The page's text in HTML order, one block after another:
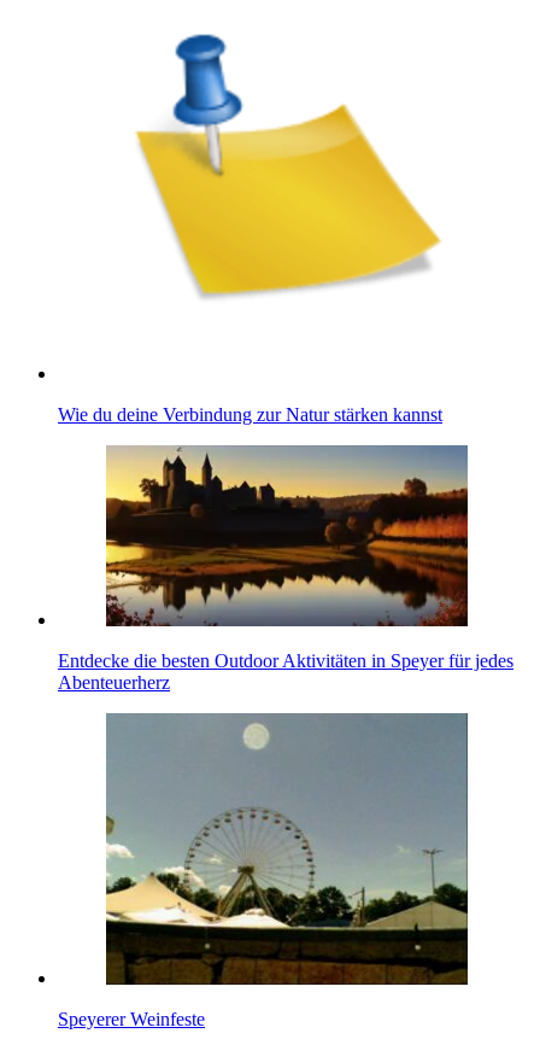
Wie du deine Verbindung zur Natur stärken kannst
Entdecke die besten Outdoor Aktivitäten in Speyer für jedes
Abenteuerherz
Speyerer Weinfeste